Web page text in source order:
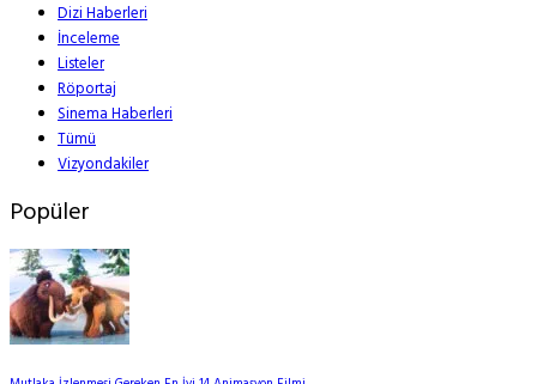
Dizi Haberleri
İnceleme
Listeler
Röportaj
Sinema Haberleri
Tümü
Vizyondakiler
Popüler